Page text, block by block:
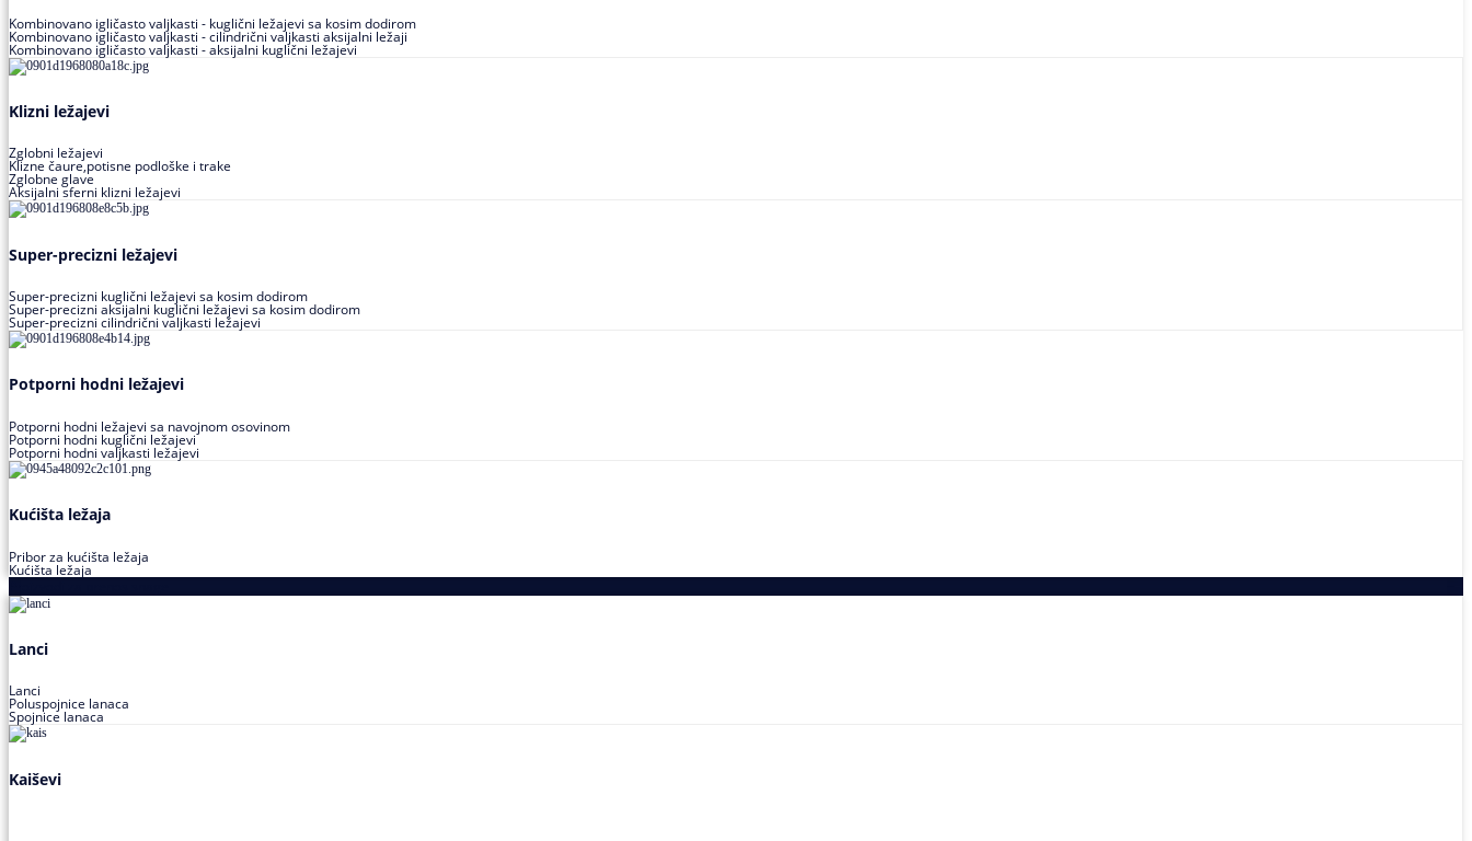
Kombinovano igličasto valjkasti - kuglični ležajevi sa kosim dodirom
Kombinovano igličasto valjkasti - cilindrični valjkasti aksijalni ležaji
Kombinovano igličasto valjkasti - aksijalni kuglični ležajevi
Klizni ležajevi
Zglobni ležajevi
Klizne čaure,potisne podloške i trake
Zglobne glave
Aksijalni sferni klizni ležajevi
Super-precizni ležajevi
Super-precizni kuglični ležajevi sa kosim dodirom
Super-precizni aksijalni kuglični ležajevi sa kosim dodirom
Super-precizni cilindrični valjkasti ležajevi
Potporni hodni ležajevi
Potporni hodni ležajevi sa navojnom osovinom
Potporni hodni kuglični ležajevi
Potporni hodni valjkasti ležajevi
Kućišta ležaja
Pribor za kućišta ležaja
Kućišta ležaja
Lanci
Lanci
Poluspojnice lanaca
Spojnice lanaca
Kaiševi